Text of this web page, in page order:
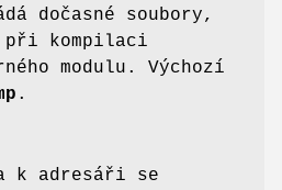
dočasné soubory,
kompilaci
modulu. Výchozí
.
k adresáři se